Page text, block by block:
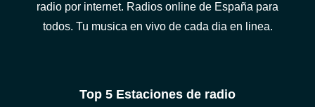
radio por internet. Radios online de España para
todos. Tu musica en vivo de cada dia en linea.
Top 5 Estaciones de radio